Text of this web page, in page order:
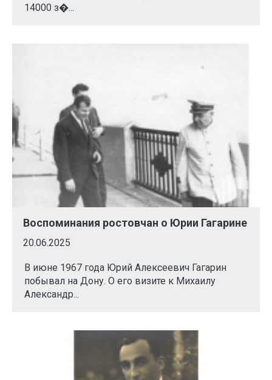
14000 з�...
Воспоминания ростовчан о Юрии Гагарине
20.06.2025
В июне 1967 года Юрий Алексеевич Гагарин
побывал на Дону. О его визите к Михаилу
Александр...